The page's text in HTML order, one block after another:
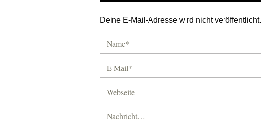
Deine E-Mail-Adresse wird nicht veröffentlicht.